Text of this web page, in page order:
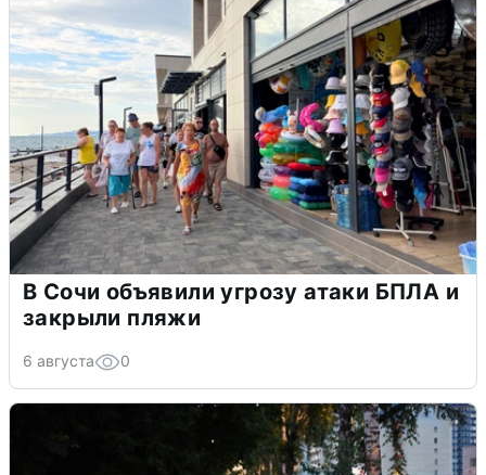
В Сочи объявили угрозу атаки БПЛА и
закрыли пляжи
6 августа 0